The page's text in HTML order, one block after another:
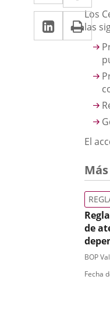
a
una
externa.
a
una
LinkedIn
Enlace
a
externa.
Los
las
El
de
Tipo
de
BOP
Fecha